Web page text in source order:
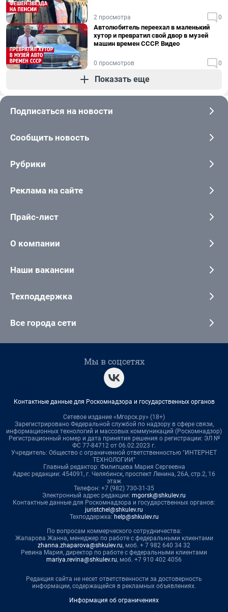
2 просмотра 0
Автолюбитель переехал в маленький
хутор и превратил свой двор в музей
машин времен СССР. Видео
0 просмотров 0
Показать еще
Подписаться на новости
Сообщить новость
Рубрики
Реклама на сайте
Прайс-лист
О компании
Наши вакансии
Техподдержка
Все города сети
Мы в соцсетях
Контактные данные для Роскомнадзора и государственных органов
Сетевое издание «Мгорск.ру» (18+)
Зарегистрировано Федеральной службой по надзору в сфере связи,
информационных технологий и массовых коммуникаций (Роскомнадзор)
Регистрационный номер и дата принятия решения о регистрации: ЭЛ №
ФС 77-84712 от 06.02.2023 г.
Учредитель: Общество с ограниченной ответственностью "ИНТЕРНЕТ
ТЕХНОЛОГИИ"
Главный редактор: Филипцева Мария Сергеевна
Адрес редакции: 454091, г. Челябинск, проспект Ленина, 26А, стр.2, 16
этаж
Телефон: +7 (982) 730-31-35
Электронный адрес редакции: mgorsk@shkulev.ru
Контактные данные для Роскомнадзора и государственных органов:
juristchel@shkulev.ru
Техподдержка: help@shkulev.ru
По вопросам коммерческого сотрудничества:
Жапарова Жанна, менеджер по работе с федеральными клиентами
zhanna.zhaparova@shkulev.ru, моб. + 7 982 640 34 32
Ревина Мария, директор по работе с федеральными клиентами
mariya.revina@shkulev.ru, моб. +7 910 402 4056
Редакция сайта не несет ответственности за достоверность
информации, содержащейся в рекламных объявлениях.
Информация об ограничениях